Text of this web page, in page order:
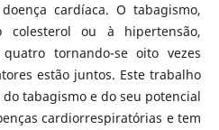
cardíaca. O tabagismo,
colesterol ou à hipertensão,
tornando-se oito vezes
estão juntos. Este trabalho
tabagismo e do seu potencial
cardiorrespiratórias e tem